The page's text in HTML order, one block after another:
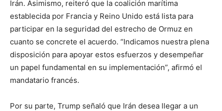
Irán. Asimismo, reiteró que la coalición marítima
establecida por Francia y Reino Unido está lista para
participar en la seguridad del estrecho de Ormuz en
cuanto se concrete el acuerdo. “Indicamos nuestra plena
disposición para apoyar estos esfuerzos y desempeñar
un papel fundamental en su implementación”, afirmó el
mandatario francés.
Por su parte, Trump señaló que Irán desea llegar a un